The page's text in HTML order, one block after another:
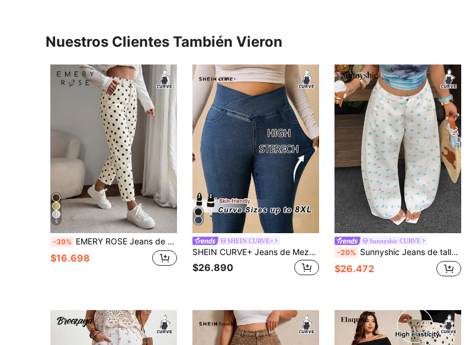
Nuestros Clientes También Vieron
5
-39% EMERY ROSE Jeans de mezclilla casual con estampado de lunares para tallas grandes
$16.698
SHEIN CURVE+
SHEIN CURVE+ Jeans de Mezclilla Casuales y Versátiles para Uso Diario para Mujeres de Talla Grande
$26.890
Sunnyshic CURVE
-20% Sunnyshic Jeans de talle alto y holgados con estampado de lunares para tallas grandes
$26.472